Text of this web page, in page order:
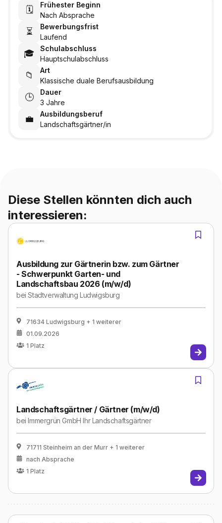
🗓️
Frühester Beginn
Nach Absprache
⏳
Bewerbungsfrist
Laufend
🎓
Schulabschluss
Hauptschulabschluss
📁
Art
Klassische duale Berufsausbildung
🕒
Dauer
3 Jahre
💼
Ausbildungsberuf
Landschaftsgärtner/in
Diese Stellen könnten dich auch
interessieren:
Ausbildung zur Gärtnerin bzw. zum Gärtner
- Schwerpunkt Garten- und
Landschaftsbau 2026 (m/w/d)
beiStadtverwaltung Ludwigsburg
71634 Ludwigsburg + 1 weiterer
01.09.2026
1 Platz
Landschaftsgärtner / Gärtner (m/w/d)
beiImmergrün GmbH Ihr Landschaftsgärtner
71711 Steinheim an der Murr + 1 weiterer
nach Absprache
1 Platz